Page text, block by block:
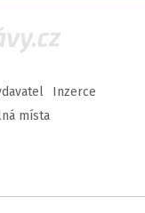
Inzerce
místa